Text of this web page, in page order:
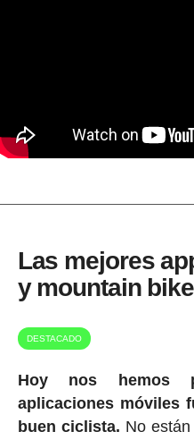
Las mejores
y mountain
DESTACADO
Hoy nos hemos
aplicaciones móviles
buen ciclista. No